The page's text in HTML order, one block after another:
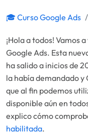
🎓 Curso Google Ads
¡Hola a todos! Vamos
Google Ads. Esta
ha salido a inicios de
la había demandado y
que al fin podemos
disponible aún en
explico cómo
habilitada.